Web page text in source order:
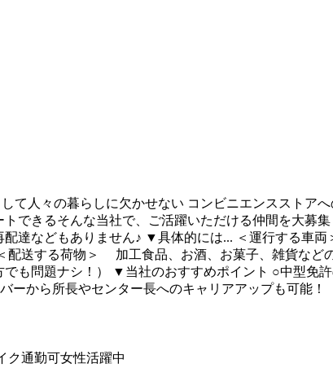
て人々の暮らしに欠かせない コンビニエンスストア
できるそんな当社で、ご活躍いただける仲間を大募
配達などもありません♪ ▼具体的には... ＜運行する
送する荷物＞ 加工食品、お酒、お菓子、雑貨な
も問題ナシ！） ▼当社のおすすめポイント ○中型免
ーから所長やセンター長へのキャリアアップも可能！
ク通勤可女性活躍中